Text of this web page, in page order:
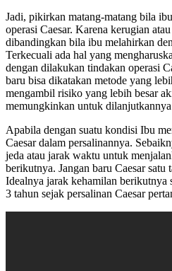
Jadi, pikirkan matang-matang bila
operasi Caesar. Karena kerugian
dibandingkan bila ibu melahirkan
Terkecuali ada hal yang
dengan dilakukan tindakan operasi
baru bisa dikatakan metode yang
mengambil risiko yang lebih besar
memungkinkan untuk
Apabila dengan suatu kondisi Ibu
Caesar dalam persalinannya.
jeda atau jarak waktu untuk
berikutnya. Jangan baru Caesar
Idealnya jarak kehamilan berikutnya
3 tahun sejak persalinan Caesar